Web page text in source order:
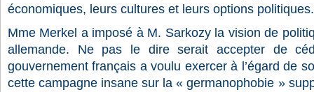
économiques, leurs cultures et leurs options politiques.
Mme Merkel a imposé à M. Sarkozy la vision de
allemande. Ne pas le dire serait accepter de
gouvernement français a voulu exercer à l’égard de
cette campagne insane sur la « germanophobie »